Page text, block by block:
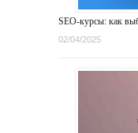
SEO-курсы: как
02/04/2025